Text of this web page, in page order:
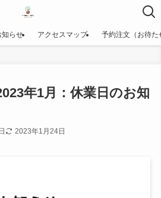
知らせ アクセスマップ 予約注文（お待た
年1月：休業日のお知
2023年1月24日